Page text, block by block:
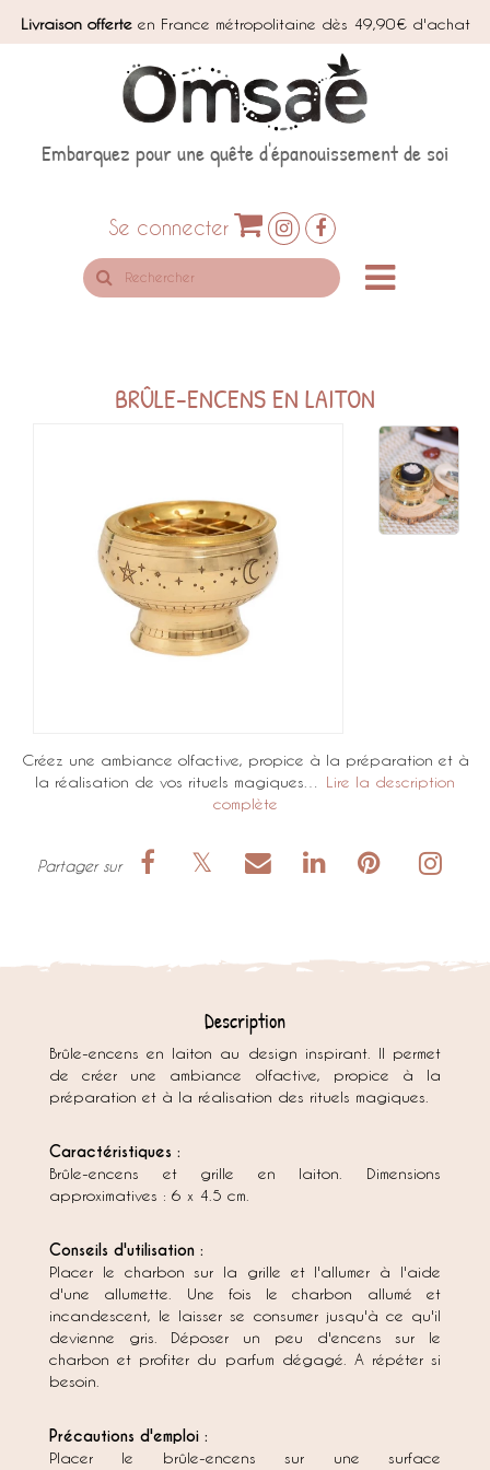
Livraison offerteen France métropolitaine dès 49,90€ d'achat
Embarquez pour une quête d'épanouissement de soi
Se connecter
BRÛLE-ENCENS EN LAITON
Créez une ambiance olfactive, propice à la préparation et à
la réalisation de vos rituels magiques… Lire la description
complète
Description
Brûle-encens en laiton au design inspirant. Il permet
de créer une ambiance olfactive, propice à la
préparation et à la réalisation des rituels magiques.
Caractéristiques :
Brûle-encens et grille en laiton. Dimensions
approximatives : 6 x 4.5 cm.
Conseils d'utilisation :
Placer le charbon sur la grille et l'allumer à l'aide
d'une allumette. Une fois le charbon allumé et
incandescent, le laisser se consumer jusqu'à ce qu'il
devienne gris. Déposer un peu d'encens sur le
charbon et profiter du parfum dégagé. A répéter si
besoin.
Précautions d'emploi :
Placer le brûle-encens sur une surface